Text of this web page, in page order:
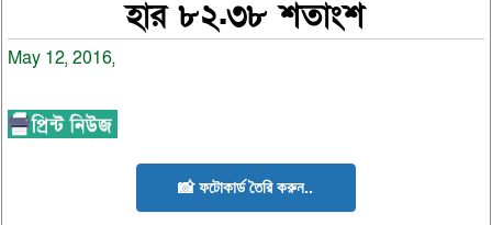
হার ৮২.৩৮ শতাংশ
May 12, 2016,
📸 ফটোকার্ড তৈরি করুন..